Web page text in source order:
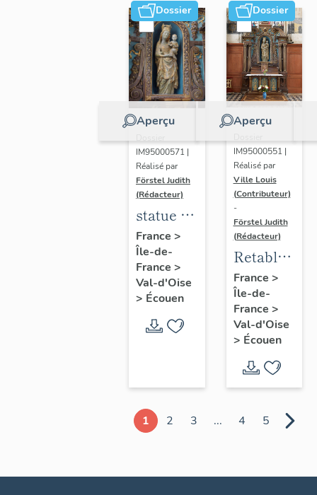
Dossier
Aperçu
IM95000571 |
Réalisé par
Förstel Judith
(Rédacteur)
statue de
la Vierge
à
l'Enfant,
XIVe
siècle
France >
Île-de-
France >
Val-d'Oise
> Écouen
Dossier
Aperçu
IM95000551 |
Réalisé par
Ville Louis
(Contributeur)
-
Förstel Judith
(Rédacteur)
Retable
de la
Vierge
France >
Île-de-
France >
Val-d'Oise
> Écouen
1 2 3 ... 4 5